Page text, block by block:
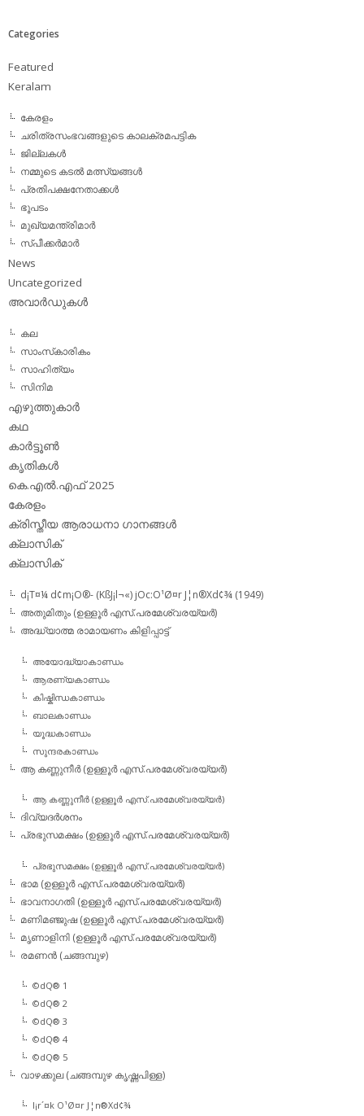
Categories
Featured
Keralam
കേരളം
ചരിത്രസംഭവങ്ങളുടെ കാലക്രമപട്ടിക
ജില്ലകള്‍
നമ്മുടെ കടല്‍ മത്സ്യങ്ങള്‍
പ്രതിപക്ഷനേതാക്കള്‍
ഭൂപടം
മുഖ്യമന്ത്രിമാര്‍
സ്പീക്കര്‍മാര്‍
News
Uncategorized
അവാര്‍ഡുകള്‍
കല
സാംസ്‌കാരികം
സാഹിത്യം
സിനിമ
എഴുത്തുകാര്‍
കഥ
കാര്‍ട്ടൂണ്‍
കൃതികള്‍
കെ.എല്‍.എഫ് 2025
കേരളം
ക്രിസ്തീയ ആരാധനാ ഗാനങ്ങള്‍
ക്ലാസിക്‌
ക്ലാസിക്
d¡T¤¼ d¢m¡O®- (KßJ¡l¬«) jOc:O¹Ø¤r J¦n®Xd¢¾ (1949)
അതുമിതും (ഉള്ളൂര്‍ എസ്.പരമേശ്വരയ്യര്‍)
അദ്ധ്യാത്മ രാമായണം കിളിപ്പാട്ട്‌
അയോദ്ധ്യാകാണ്ഡം
ആരണ്യകാണ്ഡം
കിഷ്കിന്ധകാണ്ഡം
ബാലകാണ്ഡം
യൂദ്ധകാണ്ഡം
സുന്ദരകാണ്ഡം
ആ കണ്ണുനീര്‍ (ഉള്ളൂര്‍ എസ്.പരമേശ്വരയ്യര്‍)
ആ കണ്ണുനീര്‍ (ഉള്ളൂര്‍ എസ്.പരമേശ്വരയ്യര്‍)
ദിവ്യദര്‍ശനം
പ്രഭുസമക്ഷം (ഉള്ളൂര്‍ എസ്.പരമേശ്വരയ്യര്‍)
പ്രഭുസമക്ഷം (ഉള്ളൂര്‍ എസ്.പരമേശ്വരയ്യര്‍)
ഭാമ (ഉള്ളൂര്‍ എസ്.പരമേശ്വരയ്യര്‍)
ഭാവനാഗതി (ഉള്ളൂര്‍ എസ്.പരമേശ്വരയ്യര്‍)
മണിമഞ്ജുഷ (ഉള്ളൂര്‍ എസ്.പരമേശ്വരയ്യര്‍)
മൃണാളിനി (ഉള്ളൂര്‍ എസ്.പരമേശ്വരയ്യര്‍)
രമണന്‍ (ചങ്ങമ്പുഴ)
©dQ® 1
©dQ® 2
©dQ® 3
©dQ® 4
©dQ® 5
വാഴക്കുല (ചങ്ങമ്പുഴ കൃഷ്ണപിള്ള)
l¡r´¤k O¹Ø¤r J¦n®Xd¢¾